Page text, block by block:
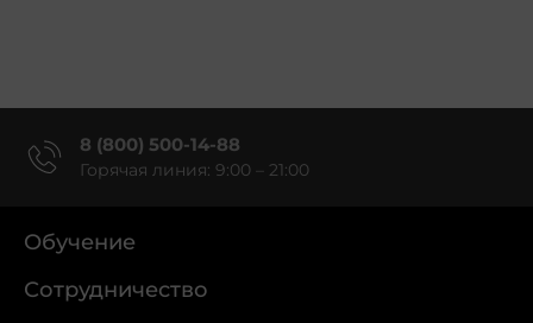
8 (800) 500-14-88
Горячая линия: 9:00 – 21:00
Обучение
Сотрудничество